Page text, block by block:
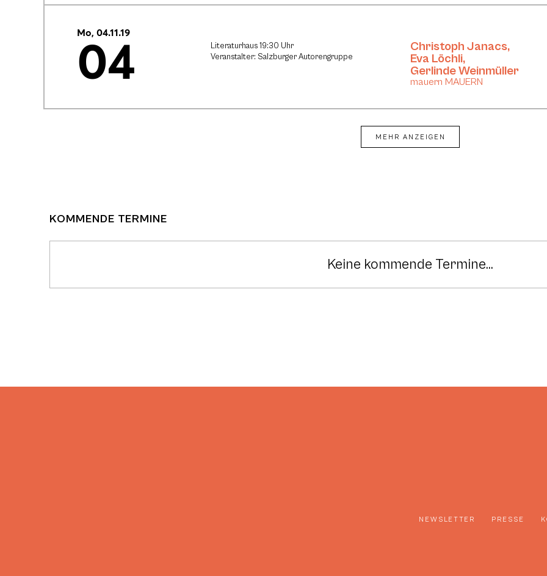
Mo, 04.11.19
04
Literaturhaus 19:30 Uhr
Veranstalter: Salzburger Autorengruppe
Christoph Janacs,
Eva Löchli,
Gerlinde Weinmüller
mauern MAUERN
MEHR ANZEIGEN
KOMMENDE TERMINE
Keine kommende Termine...
NEWSLETTER PRESSE